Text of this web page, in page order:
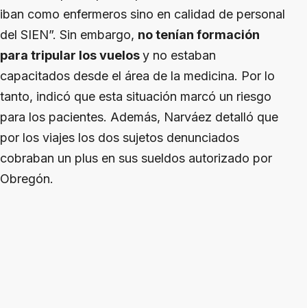
iban como enfermeros sino en calidad de personal
del SIEN”. Sin embargo, no tenían formación
para tripular los vuelosy no estaban
capacitados desde el área de la medicina. Por lo
tanto, indicó que esta situación marcó un riesgo
para los pacientes. Además, Narváez detalló que
por los viajes los dos sujetos denunciados
cobraban un plus en sus sueldos autorizado por
Obregón.